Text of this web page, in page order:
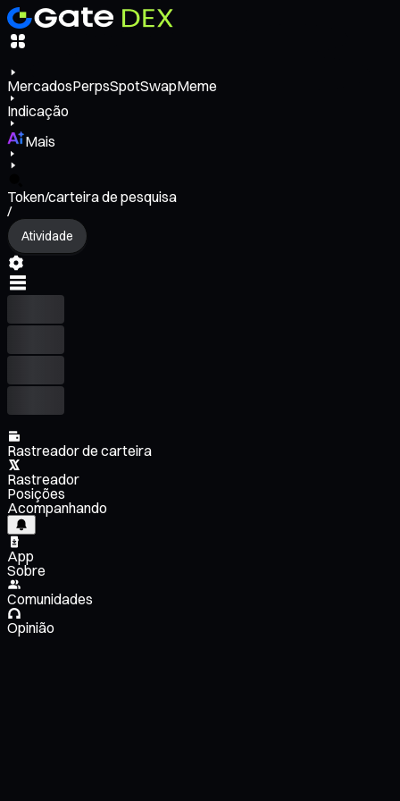
MercadosPerpsSpotSwapMeme
Indicação
Mais
Token/carteira de pesquisa
/
Atividade
Rastreador de carteira
Rastreador
Posições
Acompanhando
App
Sobre
Comunidades
Opinião